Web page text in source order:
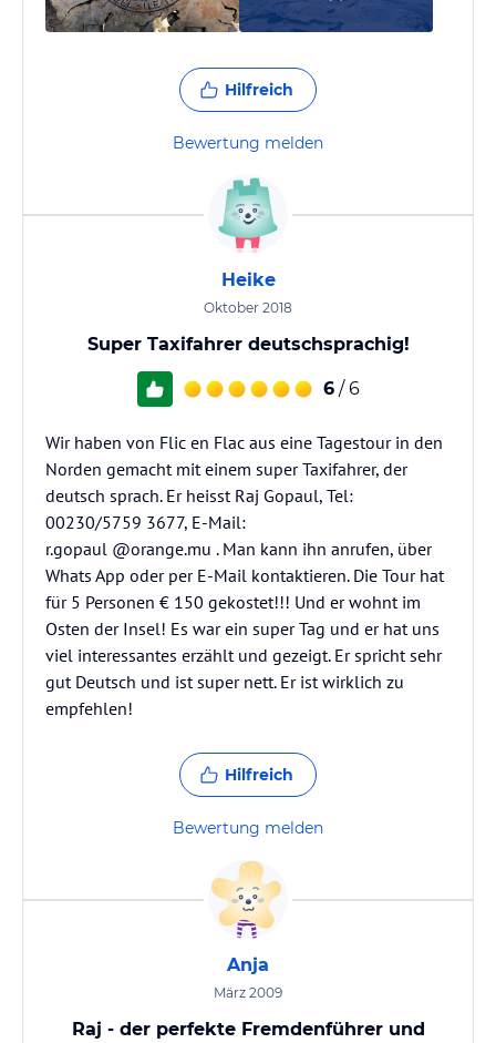
Hilfreich
Bewertung melden
Heike
Oktober 2018
Super Taxifahrer deutschsprachig!
6 / 6
Wir haben von Flic en Flac aus eine Tagestour in den
Norden gemacht mit einem super Taxifahrer, der
deutsch sprach. Er heisst Raj Gopaul, Tel:
00230/5759 3677, E-Mail:
r.gopaul @orange.mu . Man kann ihn anrufen, über
Whats App oder per E-Mail kontaktieren. Die Tour hat
für 5 Personen € 150 gekostet!!! Und er wohnt im
Osten der Insel! Es war ein super Tag und er hat uns
viel interessantes erzählt und gezeigt. Er spricht sehr
gut Deutsch und ist super nett. Er ist wirklich zu
empfehlen!
Hilfreich
Bewertung melden
Anja
März 2009
Raj - der perfekte Fremdenführer und